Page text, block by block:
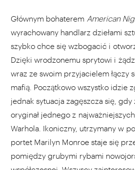
Głównym bohaterem American
wyrachowany handlarz dziełami
szybko chce się wzbogacić i
Dzięki wrodzonemu sprytowi i
wraz ze swoim przyjacielem łączy
mafią. Początkowo wszystko idzie
jednak sytuacja zagęszcza się,
oryginał jednego z
Warhola. Ikoniczny, utrzymany w
portet Marilyn Monroe staje się
pomiędzy grubymi rybami